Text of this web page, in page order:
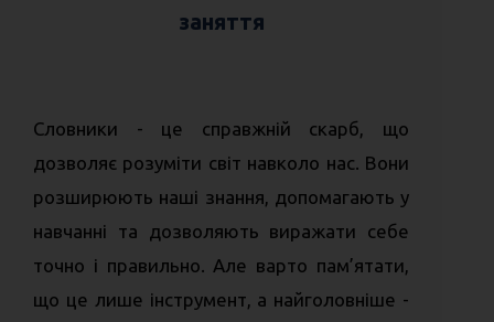
заняття
Словники - це справжній скарб, що
дозволяє розуміти світ навколо нас. Вони
розширюють наші знання, допомагають у
навчанні та дозволяють виражати себе
точно і правильно. Але варто пам’ятати,
що це лише інструмент, а найголовніше -